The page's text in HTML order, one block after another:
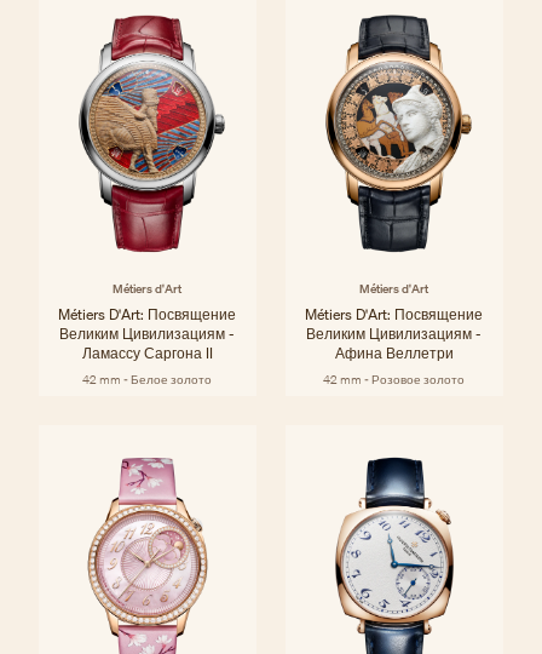
Métiers d'Art
Métiers D'Art: Посвящение
Великим Цивилизациям -
Ламассу Саргона II
42 mm - Белое золото
Métiers d'Art
Métiers D'Art: Посвящение
Великим Цивилизациям -
Афина Веллетри
42 mm - Розовое золото